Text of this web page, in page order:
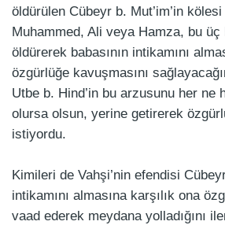
öldürülen Cübeyr b. Mut’im’in
Muhammed, Ali veya Hamza, bu
öldürerek babasının intikamını
özgürlüğe kavuşmasını
Utbe b. Hind’in bu arzusunu her ne
olursa olsun, yerine getirerek
istiyordu.
Kimileri de Vahşi’nin efendisi
intikamını almasına karşılık ona
vaad ederek meydana yolladığını